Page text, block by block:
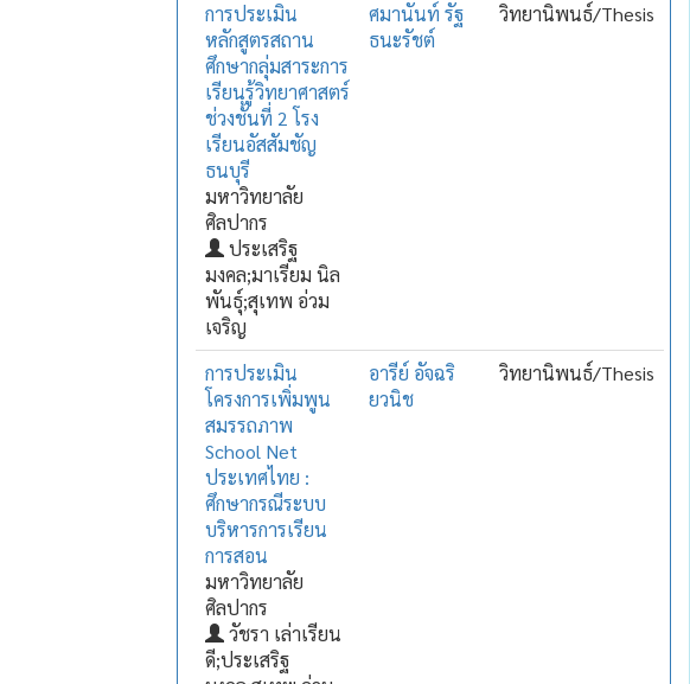
การประเมิน
หลักสูตรสถาน
ศึกษากลุ่มสาระการ
เรียนรู้วิทยาศาสตร์
ช่วงชั้นที่ 2 โรง
เรียนอัสสัมชัญ
ธนบุรี
มหาวิทยาลัย
ศิลปากร
ประเสริฐ
มงคล;มาเรียม นิล
พันธุ์;สุเทพ อ่วม
เจริญ
ศมานันท์ รัฐ
ธนะรัชต์
วิทยานิพนธ์/Thesis
การประเมิน
โครงการเพิ่มพูน
สมรรถภาพ
School Net
ประเทศไทย :
ศึกษากรณีระบบ
บริหารการเรียน
การสอน
มหาวิทยาลัย
ศิลปากร
วัชรา เล่าเรียน
ดี;ประเสริฐ
อารีย์ อัจฉริ
ยวนิช
วิทยานิพนธ์/Thesis